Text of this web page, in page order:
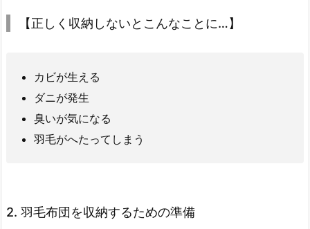
【正しく収納しないとこんなことに…】
カビが生える
ダニが発生
臭いが気になる
羽毛がへたってしまう
2. 羽毛布団を収納するための準備